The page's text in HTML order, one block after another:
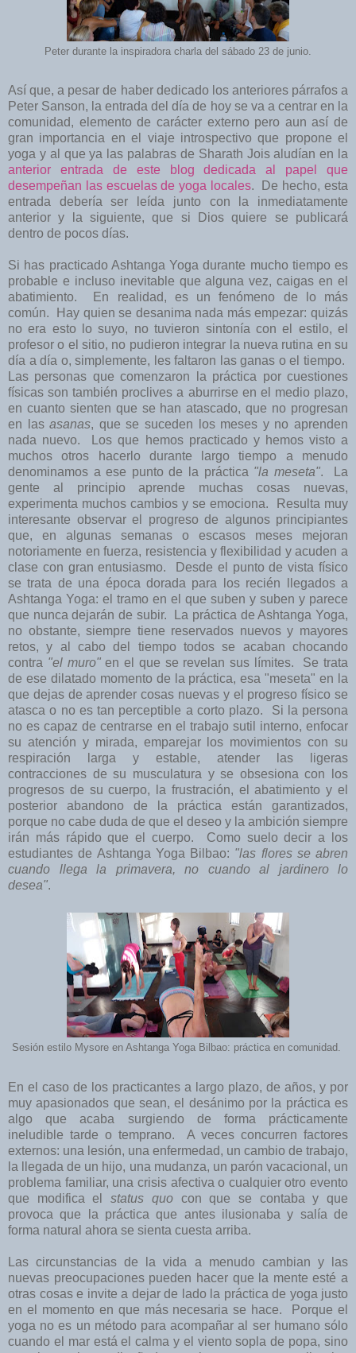
Peter durante la inspiradora charla del sábado 23 de junio.
Así que, a pesar de haber dedicado los anteriores párrafos a
Peter Sanson, la entrada del día de hoy se va a centrar en la
comunidad, elemento de carácter externo pero aun así de
gran importancia en el viaje introspectivo que propone el
yoga y al que ya las palabras de Sharath Jois aludían en la
anterior entrada de este blog dedicada al papel que
desempeñan las escuelas de yoga locales. De hecho, esta
entrada debería ser leída junto con la inmediatamente
anterior y la siguiente, que si Dios quiere se publicará
dentro de pocos días.
Si has practicado Ashtanga Yoga durante mucho tiempo es
probable e incluso inevitable que alguna vez, caigas en el
abatimiento. En realidad, es un fenómeno de lo más
común. Hay quien se desanima nada más empezar: quizás
no era esto lo suyo, no tuvieron sintonía con el estilo, el
profesor o el sitio, no pudieron integrar la nueva rutina en su
día a día o, simplemente, les faltaron las ganas o el tiempo.
Las personas que comenzaron la práctica por cuestiones
físicas son también proclives a aburrirse en el medio plazo,
en cuanto sienten que se han atascado, que no progresan
en lasasanas, que se suceden los meses y no aprenden
nada nuevo. Los que hemos practicado y hemos visto a
muchos otros hacerlo durante largo tiempo a menudo
denominamos a ese punto de la práctica "la meseta". La
gente al principio aprende muchas cosas nuevas,
experimenta muchos cambios y se emociona. Resulta muy
interesante observar el progreso de algunos principiantes
que, en algunas semanas o escasos meses mejoran
notoriamente en fuerza, resistencia y flexibilidad y acuden a
clase con gran entusiasmo. Desde el punto de vista físico
se trata de una época dorada para los recién llegados a
Ashtanga Yoga: el tramo en el que suben y suben y parece
que nunca dejarán de subir. La práctica de Ashtanga Yoga,
no obstante, siempre tiene reservados nuevos y mayores
retos, y al cabo del tiempo todos se acaban chocando
contra "el muro"en el que se revelan sus límites. Se trata
de ese dilatado momento de la práctica, esa "meseta" en la
que dejas de aprender cosas nuevas y el progreso físico se
atasca o no es tan perceptible a corto plazo. Si la persona
no es capaz de centrarse en el trabajo sutil interno, enfocar
su atención y mirada, emparejar los movimientos con su
respiración larga y estable, atender las ligeras
contracciones de su musculatura y se obsesiona con los
progresos de su cuerpo, la frustración, el abatimiento y el
posterior abandono de la práctica están garantizados,
porque no cabe duda de que el deseo y la ambición siempre
irán más rápido que el cuerpo. Como suelo decir a los
estudiantes de Ashtanga Yoga Bilbao: "las flores se abren
cuando llega la primavera, no cuando al jardinero lo
desea".
Sesión estilo Mysore en Ashtanga Yoga Bilbao: práctica en comunidad.
En el caso de los practicantes a largo plazo, de años, y por
muy apasionados que sean, el desánimo por la práctica es
algo que acaba surgiendo de forma prácticamente
ineludible tarde o temprano. A veces concurren factores
externos: una lesión, una enfermedad, un cambio de trabajo,
la llegada de un hijo, una mudanza, un parón vacacional, un
problema familiar, una crisis afectiva o cualquier otro evento
que modifica elstatus quocon que se contaba y que
provoca que la práctica que antes ilusionaba y salía de
forma natural ahora se sienta cuesta arriba.
Las circunstancias de la vida a menudo cambian y las
nuevas preocupaciones pueden hacer que la mente esté a
otras cosas e invite a dejar de lado la práctica de yoga justo
en el momento en que más necesaria se hace. Porque el
yoga no es un método para acompañar al ser humano sólo
cuando el mar está el calma y el viento sopla de popa, sino